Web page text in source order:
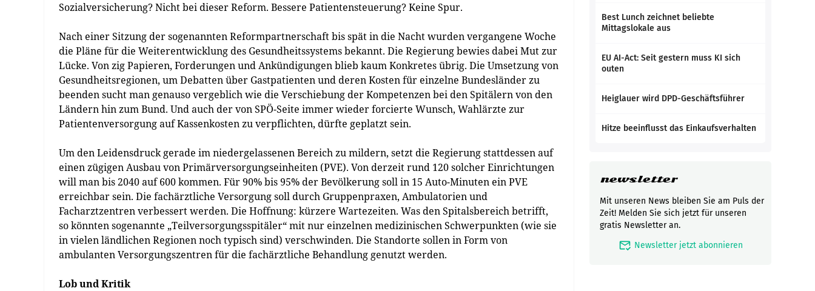
Sozialversicherung? Nicht bei dieser Reform. Bessere Patientensteuerung? Keine Spur.
Nach einer Sitzung der sogenannten Reformpartnerschaft bis spät in die Nacht wurden vergangene Woche
die Pläne für die Weiterentwicklung des Gesundheitssystems bekannt. Die Regierung bewies dabei Mut zur
Lücke. Von zig Papieren, Forderungen und Ankündigungen blieb kaum Konkretes übrig. Die Umsetzung von
Gesundheitsregionen, um Debatten über Gastpatienten und deren Kosten für einzelne Bundesländer zu
beenden sucht man genauso vergeblich wie die Verschiebung der Kompetenzen bei den Spitälern von den
Ländern hin zum Bund. Und auch der von SPÖ-Seite immer wieder forcierte Wunsch, Wahlärzte zur
Patientenversorgung auf Kassenkosten zu verpflichten, dürfte geplatzt sein.
Um den Leidensdruck gerade im niedergelassenen Bereich zu mildern, setzt die Regierung stattdessen auf
einen zügigen Ausbau von Primärversorgungseinheiten (PVE). Von derzeit rund 120 solcher Einrichtungen
will man bis 2040 auf 600 kommen. Für 90% bis 95% der Bevölkerung soll in 15 Auto-Minuten ein PVE
erreichbar sein. Die fachärztliche Versorgung soll durch Gruppenpraxen, Ambulatorien und
Facharztzentren verbessert werden. Die Hoffnung: kürzere Wartezeiten. Was den Spitalsbereich betrifft,
so könnten sogenannte „Teilversorgungsspitäler“ mit nur einzelnen medizinischen Schwerpunkten (wie sie
in vielen ländlichen Regionen noch typisch sind) verschwinden. Die Standorte sollen in Form von
ambulanten Versorgungszentren für die fachärztliche Behandlung genutzt werden.
Lob und Kritik
Best Lunch zeichnet beliebte
Mittagslokale aus
EU AI-Act: Seit gestern muss KI sich
outen
Heiglauer wird DPD-Geschäftsführer
Hitze beeinflusst das Einkaufsverhalten
newsletter
Mit unseren News bleiben Sie am Puls der
Zeit! Melden Sie sich jetzt für unseren
gratis Newsletter an.
mark_email_read Newsletter jetzt abonnieren